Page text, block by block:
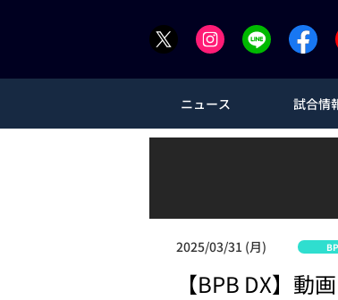
ニュース 試合情
2025/03/31 (月)
【BPB DX】